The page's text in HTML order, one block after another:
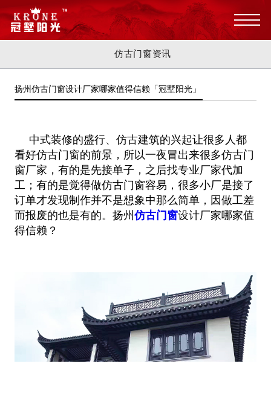
仿古门窗资讯
扬州仿古门窗设计厂家哪家值得信赖「冠墅阳光」
中式装修的盛行、仿古建筑的兴起让很多人都
看好仿古门窗的前景，所以一夜冒出来很多仿古门
窗厂家，有的是先接单子，之后找专业厂家代加
工；有的是觉得做仿古门窗容易，很多小厂是接了
订单才发现制作并不是想象中那么简单，因做工差
而报废的也是有的。扬州仿古门窗设计厂家哪家值
得信赖？